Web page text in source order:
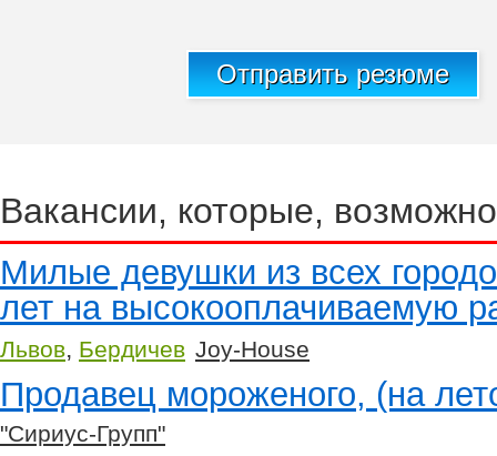
Отправить резюме
Вакансии, которые,
Милые девушки из всех
лет на высокооплачиваемую
Львов, Бердичев Joy-House
Продавец мороженого, (на
"Сириус-Групп"